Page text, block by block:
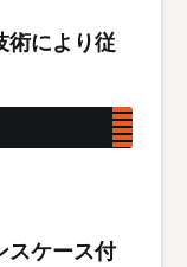
術により従
スケース付